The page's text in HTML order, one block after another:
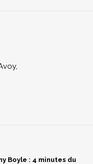
Boyle : 4 minutes du